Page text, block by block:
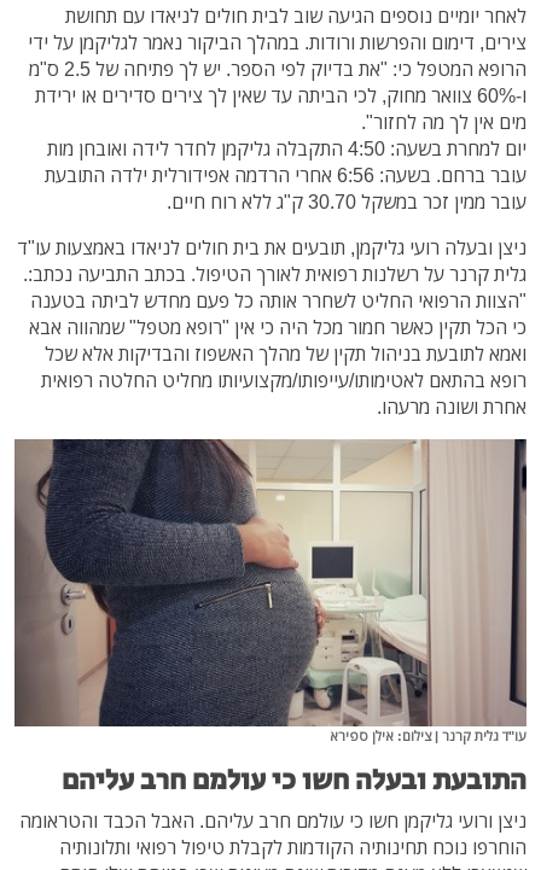
לאחר יומיים נוספים הגיעה שוב לבית חולים לניאדו עם תחושת
צירים, דימום והפרשות ורודות. במהלך הביקור נאמר לגליקמן על ידי
הרופא המטפל כי: "את בדיוק לפי הספר. יש לך פתיחה של 2.5 ס"מ
ו-60% צוואר מחוק, לכי הביתה עד שאין לך צירים סדירים או ירידת
מים אין לך מה לחזור".
יום למחרת בשעה: 4:50 התקבלה גליקמן לחדר לידה ואובחן מות
עובר ברחם. בשעה: 6:56 אחרי הרדמה אפידורלית ילדה התובעת
עובר ממין זכר במשקל 30.70 ק"ג ללא רוח חיים.
ניצן ובעלה רועי גליקמן, תובעים את בית חולים לניאדו באמצעות עו"ד
גלית קרנר על רשלנות רפואית לאורך הטיפול. בכתב התביעה נכתב:.
"הצוות הרפואי החליט לשחרר אותה כל פעם מחדש לביתה בטענה
כי הכל תקין כאשר חמור מכל היה כי אין "רופא מטפל" שמהווה אבא
ואמא לתובעת בניהול תקין של מהלך האשפוז והבדיקות אלא שכל
רופא בהתאם לאטימותו/עייפותו/מקצועיותו מחליט החלטה רפואית
אחרת ושונה מרעהו.
עו"ד גלית קרנר | צילום: אילן ספירא
התובעת ובעלה חשו כי עולמם חרב עליהם
ניצן ורועי גליקמן חשו כי עולמם חרב עליהם. האבל הכבד והטראומה
הוחרפו נוכח תחינותיה הקודמות לקבלת טיפול רפואי ותלונותיה